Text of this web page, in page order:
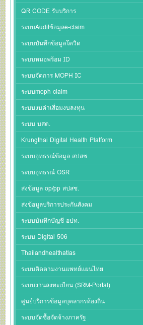
QR CODE รับบริการ
ระบบAuditข้อมูลe-claim
ระบบบันทึกข้อมูลโควิด
ระบบหมอพร้อม ID
ระบบจัดการ MOPH IC
ระบบmoph claim
ระบบงบค่าเสื่อมงบลงทุน
ระบบ บสต.
Krungthai Digital Health Platform
ระบบอุทธรณ์ข้อมูล สปสช
ระบบอุทธรณ์ OSR
ส่งข้อมูล op/pp สปสช.
ส่งข้อมูลบริการประกันสังคม
ระบบบันทึกบัญชี อปท.
ระบบ Digital 506
Thailandhealthatlas
ระบบติดตามงานแพทย์แผนไทย
ระบบงานลงทะเบียน (SRM-Portal)
ศูนย์บริการข้อมูลบุคลากรท้องถิ่น
ระบบจัดซื้อจัดจ้างภาครัฐ